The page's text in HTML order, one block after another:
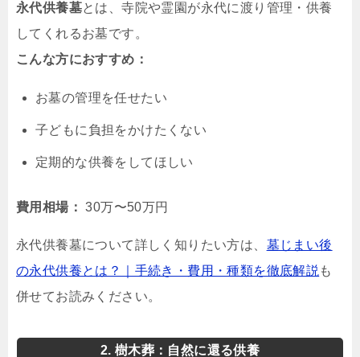
永代供養墓とは、寺院や霊園が永代に渡り管理・供養
してくれるお墓です。
こんな方におすすめ：
お墓の管理を任せたい
子どもに負担をかけたくない
定期的な供養をしてほしい
費用相場： 30万〜50万円
永代供養墓について詳しく知りたい方は、 墓じまい後
の永代供養とは？｜手続き・費用・種類を徹底解説 も
併せてお読みください。
2. 樹木葬：自然に還る供養